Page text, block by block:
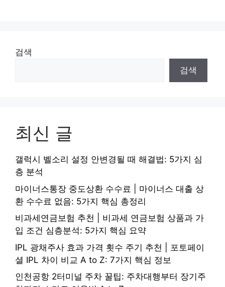
검색
검색
최신 글
갤럭시 벨소리 설정 안변경될 때 해결법: 5가지 심
층 분석
마이너스통장 중도상환 수수료 | 마이너스 대출 상
환 수수료 없음: 5가지 핵심 총정리
비과세연금보험 추천 | 비과세 연금보험 상품과 가
입 조건 심층분석: 5가지 핵심 요약
IPL 광채주사 효과 가격 횟수 주기 추천 | 포토페이
셜 IPL 차이 비교 A to Z: 7가지 핵심 정보
인천공항 2터미널 주차 꿀팁: 주차대행부터 장기주